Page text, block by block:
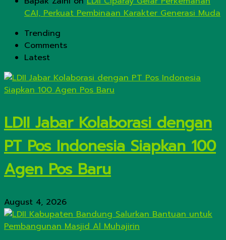
CAI, Perkuat Pembinaan Karakter Generasi Muda
Trending
Comments
Latest
LDII Jabar Kolaborasi dengan
PT Pos Indonesia Siapkan 100
Agen Pos Baru
August 4, 2026